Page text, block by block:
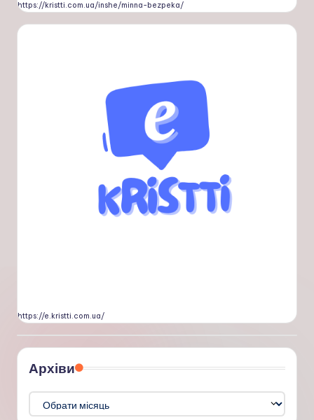
https://kristti.com.ua/inshe/minna-bezpeka/
https://e.kristti.com.ua/
Архіви
Архіви